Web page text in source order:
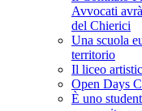
Avvocati
del Chierici
Una scuola
territorio
Il liceo
Open Days
È uno